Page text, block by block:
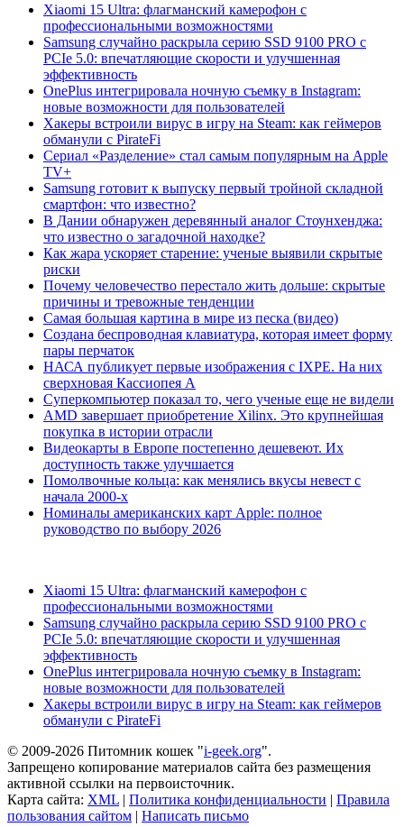
Xiaomi 15 Ultra: флагманский камерофон с
профессиональными возможностями
Samsung случайно раскрыла серию SSD 9100 PRO с
PCIe 5.0: впечатляющие скорости и улучшенная
эффективность
OnePlus интегрировала ночную съемку в Instagram:
новые возможности для пользователей
Хакеры встроили вирус в игру на Steam: как геймеров
обманули с PirateFi
Сериал «Разделение» стал самым популярным на Apple
TV+
Samsung готовит к выпуску первый тройной складной
смартфон: что известно?
В Дании обнаружен деревянный аналог Стоунхенджа:
что известно о загадочной находке?
Как жара ускоряет старение: ученые выявили скрытые
риски
Почему человечество перестало жить дольше: скрытые
причины и тревожные тенденции
Самая большая картина в мире из песка (видео)
Создана беспроводная клавиатура, которая имеет форму
пары перчаток
НАСА публикует первые изображения с IXPE. На них
сверхновая Кассиопея А
Суперкомпьютер показал то, чего ученые еще не видели
AMD завершает приобретение Xilinx. Это крупнейшая
покупка в истории отрасли
Видеокарты в Европе постепенно дешевеют. Их
доступность также улучшается
Помолвочные кольца: как менялись вкусы невест с
начала 2000-х
Номиналы американских карт Apple: полное
руководство по выбору 2026
Xiaomi 15 Ultra: флагманский камерофон с
профессиональными возможностями
Samsung случайно раскрыла серию SSD 9100 PRO с
PCIe 5.0: впечатляющие скорости и улучшенная
эффективность
OnePlus интегрировала ночную съемку в Instagram:
новые возможности для пользователей
Хакеры встроили вирус в игру на Steam: как геймеров
обманули с PirateFi
© 2009-2026 Питомник кошек "i-geek.org".
Запрещено копирование материалов сайта без размещения
активной ссылки на первоисточник.
Карта сайта: XML | Политика конфиденциальности | Правила
пользования сайтом | Написать письмо